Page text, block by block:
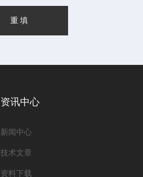
资讯中心
新闻中心
技术文章
资料下载